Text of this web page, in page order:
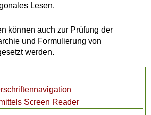
Lesen.
können auch zur Prüfung der
und Formulierung von
werden.
Screen Reader